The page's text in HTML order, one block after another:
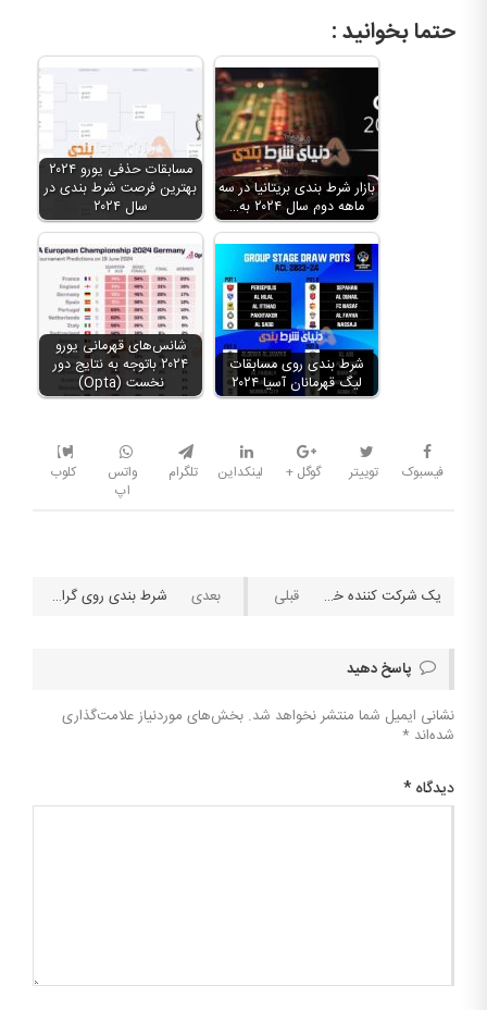
حتما بخوانید :
مسابقات حذفی یورو ۲۰۲۴
بهترین فرصت شرط بندی در
سال ۲۰۲۴
بازار شرط بندی بریتانیا در سه
ماهه دوم سال ۲۰۲۴ به…
شانس‌های قهرمانی یورو
۲۰۲۴ باتوجه به نتایج دور
نخست (Opta)
شرط بندی روی مسابقات
لیگ قهرمانان آسیا ۲۰۲۴
فیسبوک توییتر گوگل + لینکداین تلگرام
واتس
اپ
کلوب
یک شرکت کننده خوش شانس برنده ۱۸۰ میلیون پوند جایزه بزرگ لاتاری یورو میلیونر شد! شرط بندی روی گران‌ترین مشت زنی تاریخ
پاسخ دهید
نشانی ایمیل شما منتشر نخواهد شد. بخش‌های موردنیاز علامت‌گذاری
شده‌اند *
دیدگاه *